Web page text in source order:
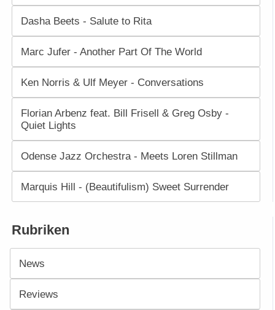
Dasha Beets - Salute to Rita
Marc Jufer - Another Part Of The World
Ken Norris & Ulf Meyer - Conversations
Florian Arbenz feat. Bill Frisell & Greg Osby -
Quiet Lights
Odense Jazz Orchestra - Meets Loren Stillman
Marquis Hill - (Beautifulism) Sweet Surrender
Rubriken
News
Reviews